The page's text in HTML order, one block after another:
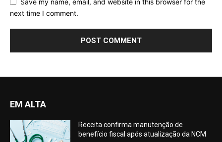
Save my name, email, and website in this browser for the
next time I comment.
EM ALTA
Receita confirma manutenção de
benefício fiscal após atualização da NCM